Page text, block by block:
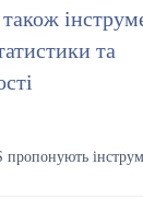
та
пропонують